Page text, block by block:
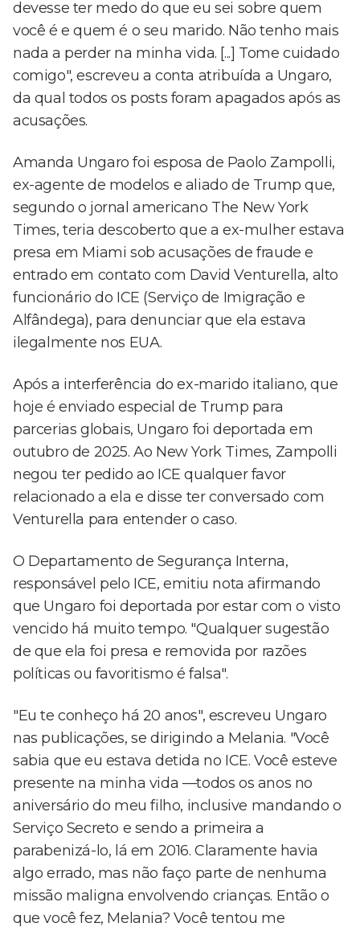
devesse ter medo do que eu sei sobre quem
você é e quem é o seu marido. Não tenho mais
nada a perder na minha vida. [...] Tome cuidado
comigo", escreveu a conta atribuída a Ungaro,
da qual todos os posts foram apagados após as
acusações.
Amanda Ungaro foi esposa de Paolo Zampolli,
ex-agente de modelos e aliado de Trump que,
segundo o jornal americano The New York
Times, teria descoberto que a ex-mulher estava
presa em Miami sob acusações de fraude e
entrado em contato com David Venturella, alto
funcionário do ICE (Serviço de Imigração e
Alfândega), para denunciar que ela estava
ilegalmente nos EUA.
Após a interferência do ex-marido italiano, que
hoje é enviado especial de Trump para
parcerias globais, Ungaro foi deportada em
outubro de 2025. Ao New York Times, Zampolli
negou ter pedido ao ICE qualquer favor
relacionado a ela e disse ter conversado com
Venturella para entender o caso.
O Departamento de Segurança Interna,
responsável pelo ICE, emitiu nota afirmando
que Ungaro foi deportada por estar com o visto
vencido há muito tempo. "Qualquer sugestão
de que ela foi presa e removida por razões
políticas ou favoritismo é falsa".
"Eu te conheço há 20 anos", escreveu Ungaro
nas publicações, se dirigindo a Melania. "Você
sabia que eu estava detida no ICE. Você esteve
presente na minha vida —todos os anos no
aniversário do meu filho, inclusive mandando o
Serviço Secreto e sendo a primeira a
parabenizá-lo, lá em 2016. Claramente havia
algo errado, mas não faço parte de nenhuma
missão maligna envolvendo crianças. Então o
que você fez, Melania? Você tentou me